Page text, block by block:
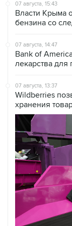
07 августа, 15:43
Власти Крыма
бензина со
07 августа, 14:47
Bank of
лекарства для
07 августа, 13:37
Wildberries
хранения